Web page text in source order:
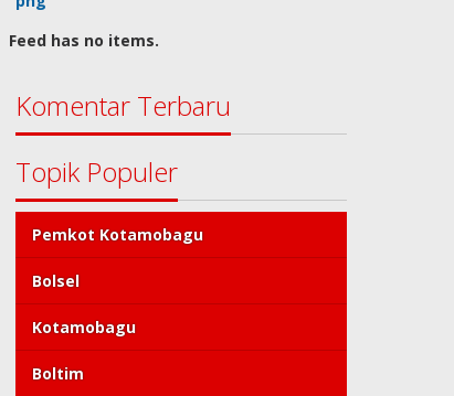
Feed has no items.
Komentar Terbaru
Topik Populer
Pemkot Kotamobagu
Bolsel
Kotamobagu
Boltim